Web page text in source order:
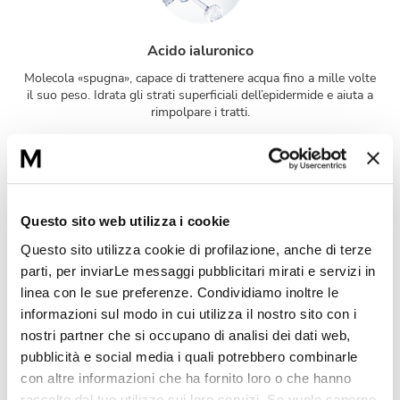
Questo sito web utilizza i cookie
Questo sito utilizza cookie di profilazione, anche di terze
parti, per inviarLe messaggi pubblicitari mirati e servizi in
linea con le sue preferenze. Condividiamo inoltre le
informazioni sul modo in cui utilizza il nostro sito con i
nostri partner che si occupano di analisi dei dati web,
pubblicità e social media i quali potrebbero combinarle
con altre informazioni che ha fornito loro o che hanno
Acido ialuronico
Molecola «spugna», capace di trattenere acqua fino a mille volte
il suo peso. Idrata gli strati superficiali dell’epidermide e aiuta a
rimpolpare i tratti.
Attivo biotecnologico di origine marina
Micro-organismo planctonico dell’Aber Benoit (Francia–
Bretagna) con azione levigante. Attiva il rinnovamento cellulare
per una migliore coesione dell’epidermide e il conseguente
miglioramento della funzione di barriera fisica della pelle.